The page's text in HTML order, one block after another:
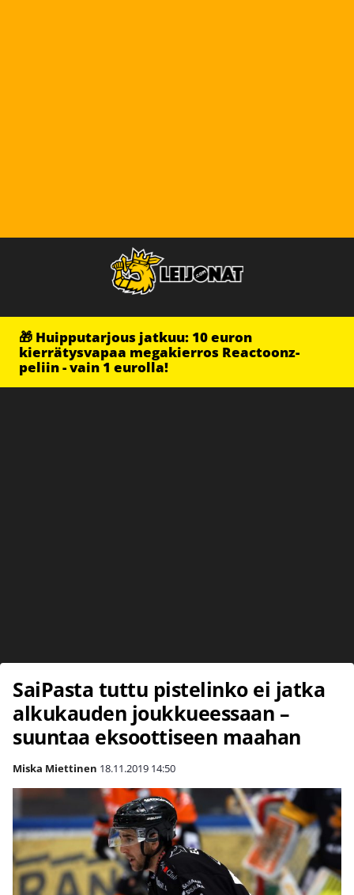
🎁 Huipputarjous jatkuu: 10 euron
kierrätysvapaa megakierros Reactoonz-
peliin - vain 1 eurolla!
SaiPasta tuttu pistelinko ei jatka
alkukauden joukkueessaan –
suuntaa eksoottiseen maahan
Miska Miettinen 18.11.2019 14:50